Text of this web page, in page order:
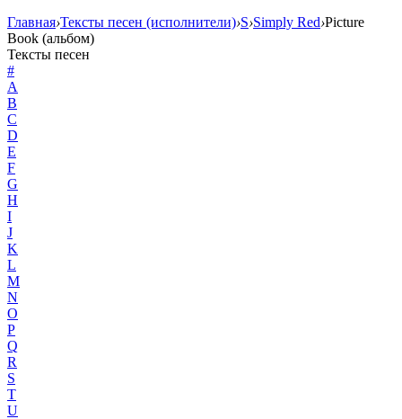
Главная›Тексты песен (исполнители)›S›Simply Red›Picture
Book (альбом)
Тексты песен
#
A
B
C
D
E
F
G
H
I
J
K
L
M
N
O
P
Q
R
S
T
U